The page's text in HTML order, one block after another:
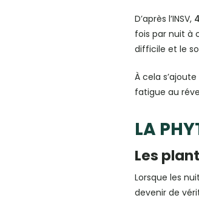
D’après l’INSV,
fois par nuit à
difficile et le
À cela
fatigue au
LA
Les
Lorsque les
devenir de